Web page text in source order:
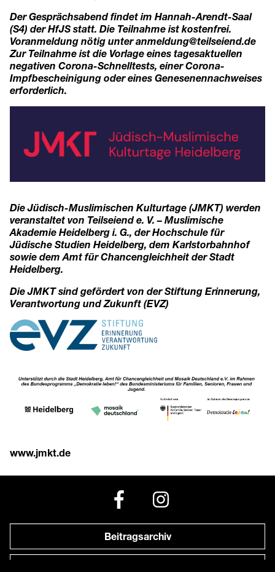
Der Gesprächsabend findet im Hannah-Arendt-Saal
(S4) der HfJS statt. Die Teilnahme ist kostenfrei.
Voranmeldung nötig unteranmeldung@teilseiend.de
Zur Teilnahme ist die Vorlage eines tagesaktuellen
negativen Corona-Schnelltests, einer Corona-
Impfbescheinigung oder eines Genesenennachweises
erforderlich.
Die Jüdisch-Muslimischen Kulturtage (JMKT) werden
veranstaltet von Teilseiend e. V. – Muslimische
Akademie Heidelberg i. G., der Hochschule für
Jüdische Studien Heidelberg, dem Karlstorbahnhof
sowie dem Amt für Chancengleichheit der Stadt
Heidelberg.
Die JMKT sind gefördert von der Stiftung Erinnerung,
Verantwortung und Zukunft (EVZ)
www.jmkt.de
Beitragsarchiv